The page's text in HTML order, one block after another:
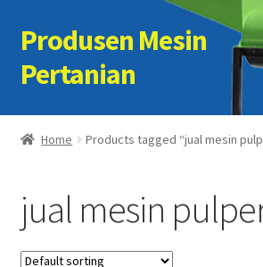
Skip
to
navigation
Skip
to
content
Produsen Mesin
Pertanian
Home
Cart
Checkout
Home Products tagged “jual mesin
jual mesin